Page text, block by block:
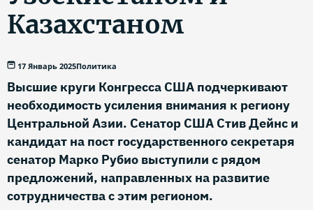
Казахстаном
17 Январь 2025Политика
Высшие круги Конгресса США подчеркивают
необходимость усиления внимания к региону
Центральной Азии. Сенатор США Стив Дейнс и
кандидат на пост государственного секретаря
сенатор Марко Рубио выступили с рядом
предложений, направленных на развитие
сотрудничества с этим регионом.